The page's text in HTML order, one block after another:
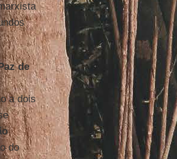
de
a dois
do